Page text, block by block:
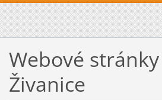
Webové stránky
Živanice